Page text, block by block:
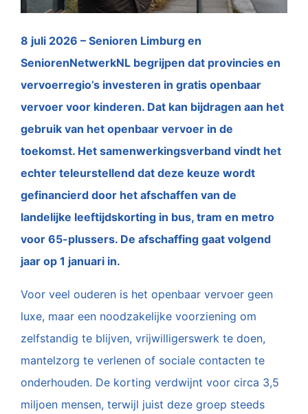
8 juli 2026 – Senioren Limburg en
SeniorenNetwerkNL begrijpen dat provincies en
vervoerregio’s investeren in gratis openbaar
vervoer voor kinderen. Dat kan bijdragen aan het
gebruik van het openbaar vervoer in de
toekomst. Het samenwerkingsverband vindt het
echter teleurstellend dat deze keuze wordt
gefinancierd door het afschaffen van de
landelijke leeftijdskorting in bus, tram en metro
voor 65-plussers. De afschaffing gaat volgend
jaar op 1 januari in.
Voor veel ouderen is het openbaar vervoer geen
luxe, maar een noodzakelijke voorziening om
zelfstandig te blijven, vrijwilligerswerk te doen,
mantelzorg te verlenen of sociale contacten te
onderhouden. De korting verdwijnt voor circa 3,5
miljoen mensen, terwijl juist deze groep steeds